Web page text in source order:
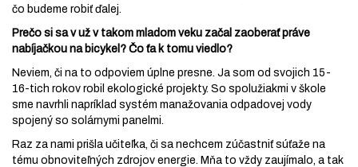
čo budeme robiť ďalej.
Prečo si sa v už v takom mladom veku začal zaoberať práve
nabíjačkou na bicykel? Čo ťa k tomu viedlo?
Neviem, či na to odpoviem úplne presne. Ja som od svojich 15-
16-tich rokov robil ekologické projekty. So spolužiakmi v škole
sme navrhli napríklad systém manažovania odpadovej vody
spojený so solárnymi panelmi.
Raz za nami prišla učiteľka, či sa nechcem zúčastniť súťaže na
tému obnoviteľných zdrojov energie. Mňa to vždy zaujímalo, a tak